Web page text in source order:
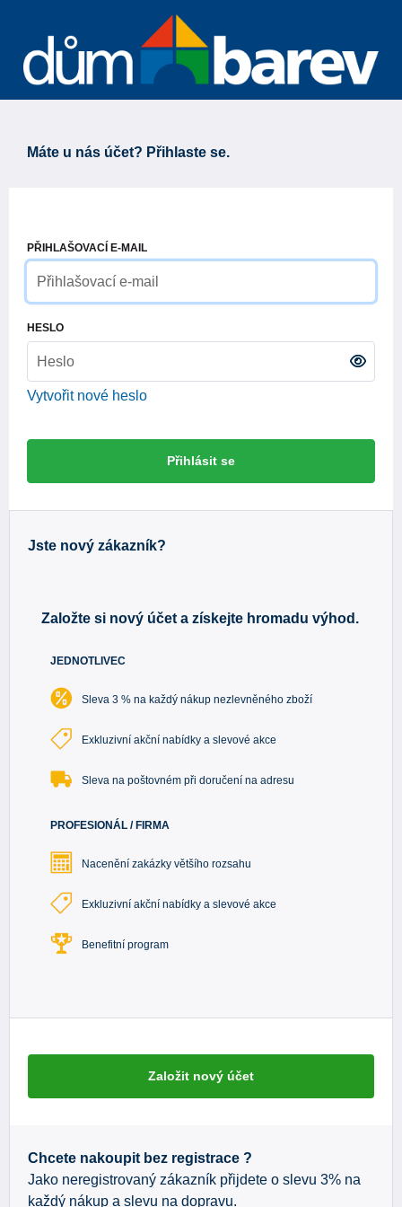
Máte u nás účet? Přihlaste se.
PŘIHLAŠOVACÍ E-MAIL
HESLO
Vytvořit nové heslo
Přihlásit se
Jste nový zákazník?
Založte si nový účet a získejte hromadu výhod.
JEDNOTLIVEC
Sleva 3 % na každý nákup nezlevněného zboží
Exkluzivní akční nabídky a slevové akce
Sleva na poštovném při doručení na adresu
PROFESIONÁL / FIRMA
Nacenění zakázky většího rozsahu
Exkluzivní akční nabídky a slevové akce
Benefitní program
Založit nový účet
Chcete nakoupit bez registrace ?
Jako neregistrovaný zákazník přijdete o slevu 3% na
každý nákup a slevu na dopravu.